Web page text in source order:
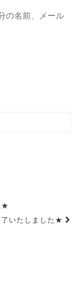
の名前、メール
★
いたしました★